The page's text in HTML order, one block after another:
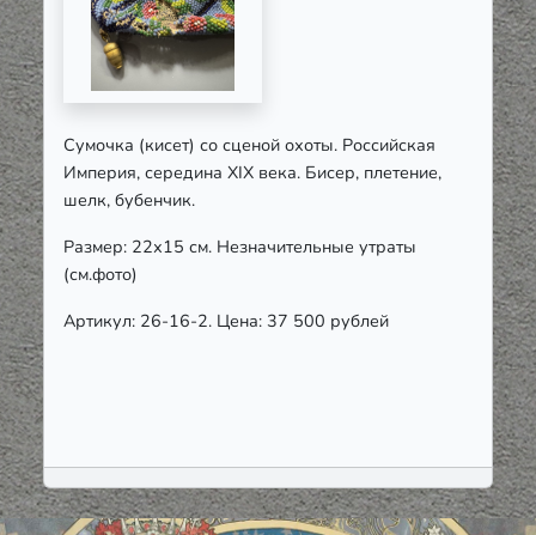
Сумочка (кисет) со сценой охоты. Российская
Империя, середина XIX века. Бисер, плетение,
шелк, бубенчик.
Размер: 22х15 см. Незначительные утраты
(см.фото)
Артикул: 26-16-2. Цена: 37 500 рублей